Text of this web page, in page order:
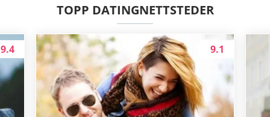
TOPP DATINGNETTSTEDER
9.4 9.1